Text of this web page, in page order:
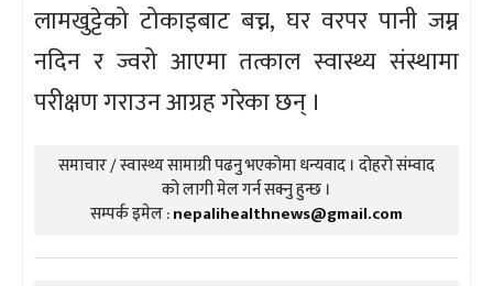
लामखुट्टेको टोकाइबाट बच्न, घर वरपर पानी जम्न
नदिन र ज्वरो आएमा तत्काल स्वास्थ्य संस्थामा
परीक्षण गराउन आग्रह गरेका छन् ।
समाचार / स्वास्थ्य सामाग्री पढनु भएकोमा धन्यवाद । दोहरो संम्वाद
को लागी मेल गर्न सक्नु हुन्छ ।
सम्पर्क इमेल :nepalihealthnews@gmail.com